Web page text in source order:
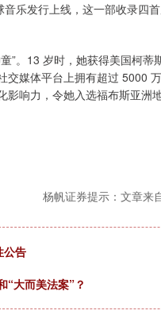
乐发行上线，这一部收录四
”。13 岁时，她获得美国柯蒂
媒体平台上拥有超过 5000
响力，令她入选福布斯亚洲
杨帆证券提示：文章来
公告
“大而美法案”？